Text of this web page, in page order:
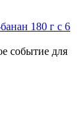
180 г с 6
событие для